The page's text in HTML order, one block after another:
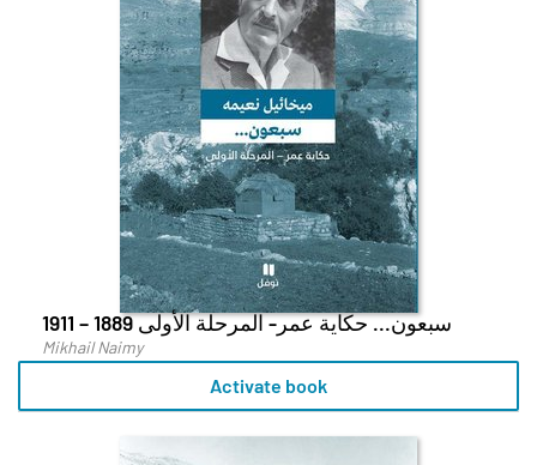
سبعون... حكاية عمر- المرحلة الأولى 1889 – 1911
Mikhail Naimy
Activate book